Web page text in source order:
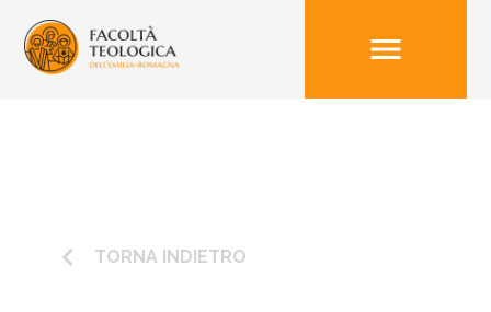
menu
keyboard_arrow_left TORNA INDIETRO